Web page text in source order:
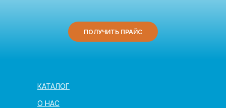
О НАС
КАТАЛОГ
ПОЛУЧИТЬ ПРАЙС